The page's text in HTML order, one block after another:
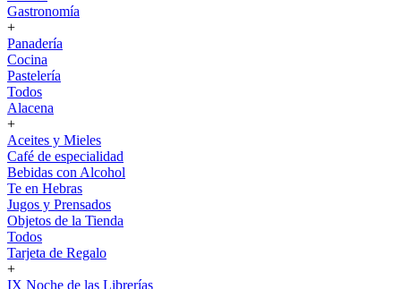
Gastronomía
+
Panadería
Cocina
Pastelería
Todos
Alacena
+
Aceites y Mieles
Café de especialidad
Bebidas con Alcohol
Te en Hebras
Jugos y Prensados
Objetos de la Tienda
Todos
Tarjeta de Regalo
+
IX Noche de las Librerías